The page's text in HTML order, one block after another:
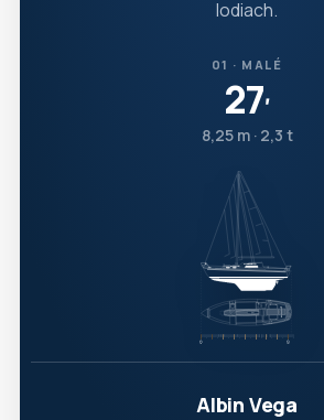
lodiach.
01 · MALÉ
27′
8,25 m · 2,3 t
Albin Vega